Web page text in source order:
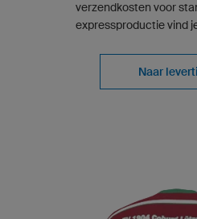
verzendkosten voor
expressproductie vind
Naar